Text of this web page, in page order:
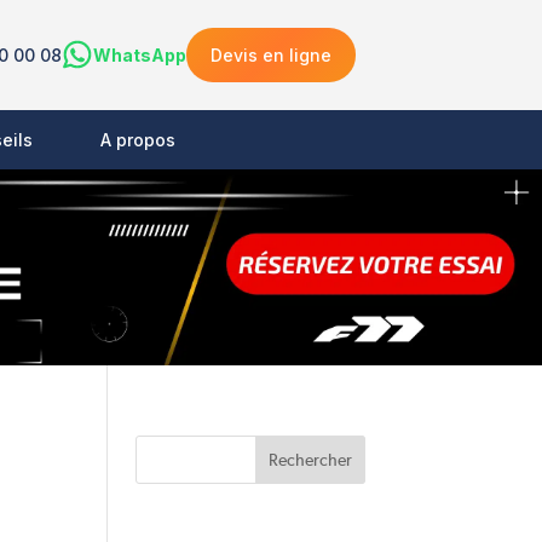
00 08 WhatsApp Devis en ligne
A propos